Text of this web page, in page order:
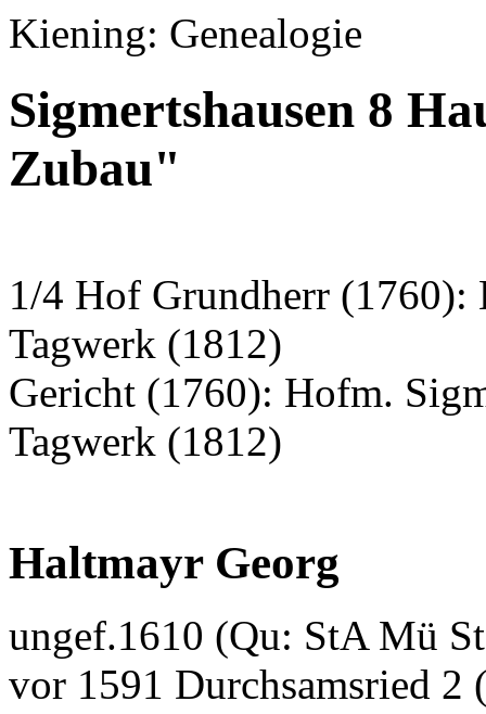
Kiening: Genealogie
Sigmertshausen 8
Zubau"
1/4 Hof Grundherr (1760):
Tagwerk (1812)
Gericht (1760): Hofm.
Tagwerk (1812)
Haltmayr Georg
ungef.1610 (Qu: StA Mü
vor 1591 Durchsamsried